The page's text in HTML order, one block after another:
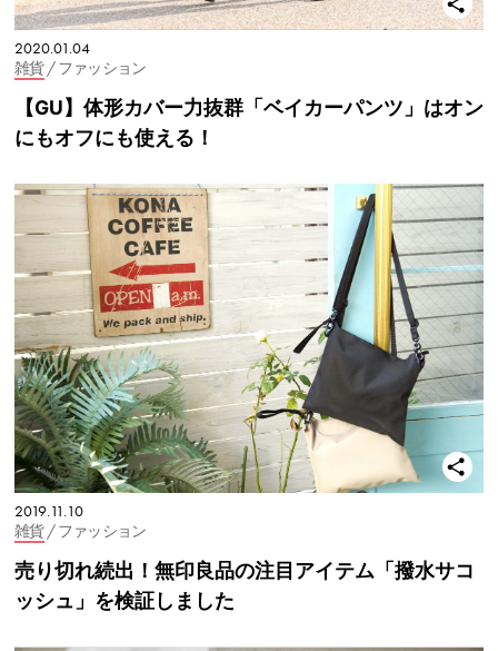
2020.01.04
雑貨/ ファッション
【GU】体形カバー力抜群「ベイカーパンツ」はオン
にもオフにも使える！
2019.11.10
雑貨/ ファッション
売り切れ続出！無印良品の注目アイテム「撥水サコ
ッシュ」を検証しました